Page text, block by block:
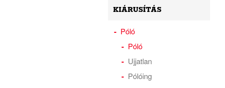
KIÁRUSÍTÁS
Póló
Póló
Ujjatlan
Pólóing